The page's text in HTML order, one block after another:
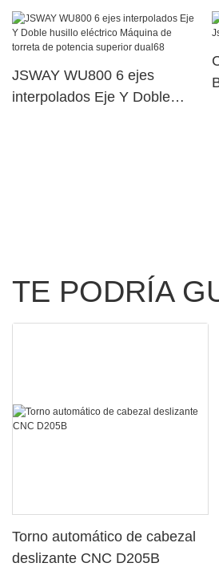
Sauter servotorreta
SY500/S500/SY300/S30011
JSWAY WU800 6 ejes
interpolados Eje Y Doble
TE PODRÍA
Torno automático de cabezal
deslizante CNC D205B